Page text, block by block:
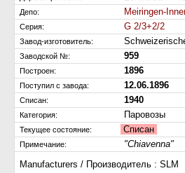
Депо: Meiringen-
Серия: G 2/3+2/2
Завод-изготовитель:
Заводской №: 959
Построен: 1896
Поступил c завода: 12.06.1896
Списан: 1940
Категория: Паровозы
Текущее состояние: Списан
Примечание:
"Chiavenna"
Manufacturers / Производитель : SLM